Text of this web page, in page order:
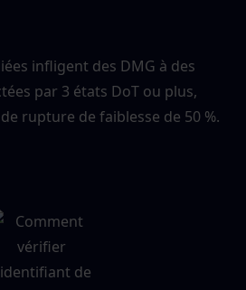
infligent des DMG à des
par 3 états DoT ou plus,
rupture de faiblesse de 50 %.